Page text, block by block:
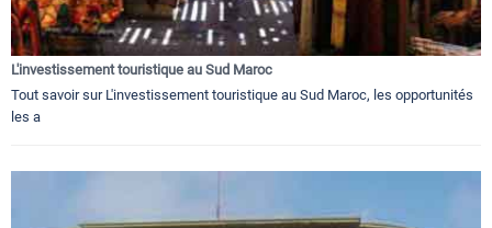
L'investissement touristique au Sud Maroc
Tout savoir sur L'investissement touristique au Sud Maroc, les opportunités
les a